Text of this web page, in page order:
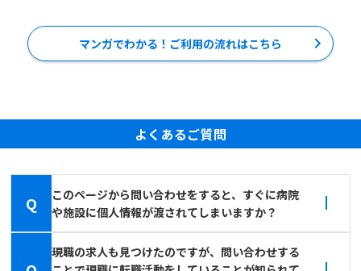
マンガでわかる！ご利用の流れはこちら
よくあるご質問
Q
このページから問い合わせをすると、すぐに病院
や施設に個人情報が渡されてしまいますか？
現職の求人も見つけたのですが、問い合わせする